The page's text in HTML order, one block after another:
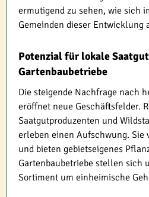
ermutigend zu sehen, wie sich
Gemeinden dieser Entwicklung
Potenzial für lokale
Gartenbaubetriebe
Die steigende Nachfrage nach
eröffnet neue Geschäftsfelder.
Saatgutproduzenten und
erleben einen Aufschwung. Sie
und bieten gebietseigenes
Gartenbaubetriebe stellen sich
Sortiment um einheimische